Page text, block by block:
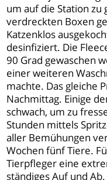
um auf die Station zu
verdreckten Boxen
Katzenklos
desinfiziert. Die
90 Grad gewaschen
einer weiteren
machte. Das gleiche
Nachmittag. Einige
schwach, um zu
Stunden mittels
aller Bemühungen
Wochen fünf Tiere.
Tierpfleger eine
ständiges Auf und